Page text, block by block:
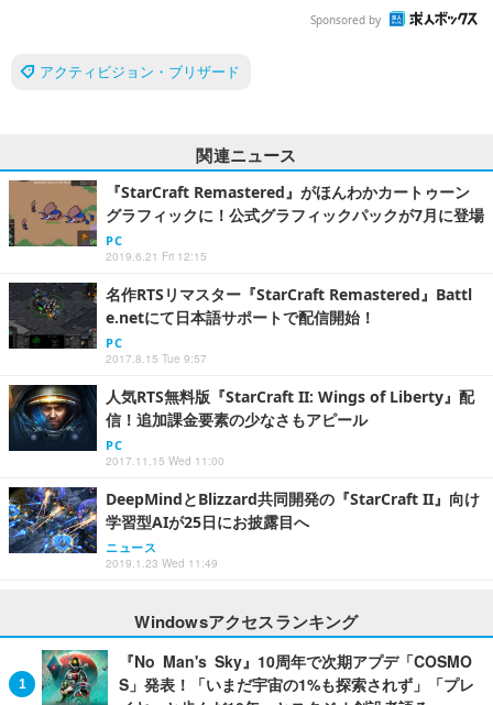
Sponsored by
アクティビジョン・ブリザード
関連ニュース
『StarCraft Remastered』がほんわかカートゥーン
グラフィックに！公式グラフィックパックが7月に登場
PC
2019.6.21 Fri 12:15
名作RTSリマスター『StarCraft Remastered』Battl
e.netにて日本語サポートで配信開始！
PC
2017.8.15 Tue 9:57
人気RTS無料版『StarCraft II: Wings of Liberty』配
信！追加課金要素の少なさもアピール
PC
2017.11.15 Wed 11:00
DeepMindとBlizzard共同開発の『StarCraft II』向け
学習型AIが25日にお披露目へ
ニュース
2019.1.23 Wed 11:49
Windowsアクセスランキング
『No Man's Sky』10周年で次期アプデ「COSMO
S」発表！「いまだ宇宙の1%も探索されず」「プレ